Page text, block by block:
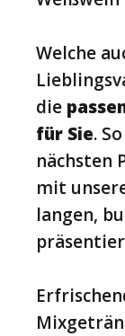
Welche
die
für Sie.
nächsten
mit
langen,